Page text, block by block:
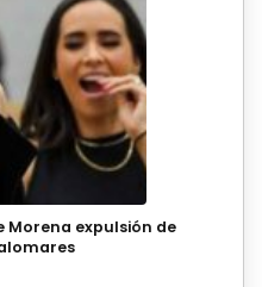
Morena expulsión de